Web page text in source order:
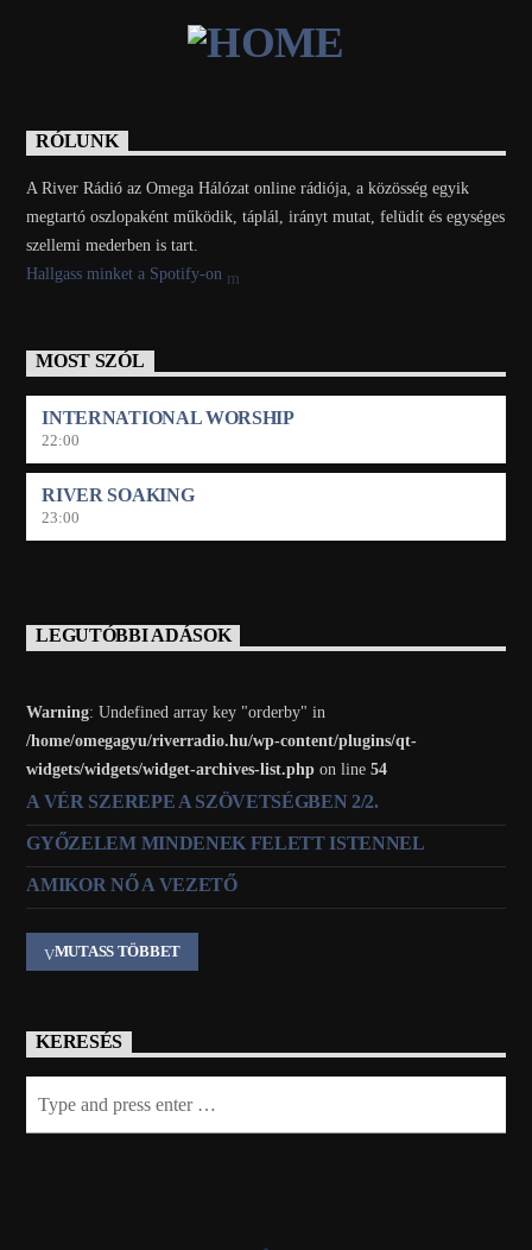
RÓLUNK
A River Rádió az Omega Hálózat online rádiója, a közösség egyik
megtartó oszlopaként működik, táplál, irányt mutat, felüdít és egységes
szellemi mederben is tart.
Hallgass minket a Spotify-on
MOST SZÓL
INTERNATIONAL WORSHIP
22:00
RIVER SOAKING
23:00
LEGUTÓBBI ADÁSOK
Warning: Undefined array key "orderby" in
/home/omegagyu/riverradio.hu/wp-content/plugins/qt-
widgets/widgets/widget-archives-list.php on line54
A VÉR SZEREPE A SZÖVETSÉGBEN 2/2.
GYŐZELEM MINDENEK FELETT ISTENNEL
AMIKOR NŐ A VEZETŐ
MUTASS TÖBBET
KERESÉS